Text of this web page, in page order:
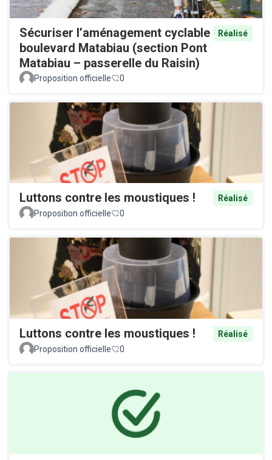
Sécuriser l’aménagement cyclable
boulevard Matabiau (section Pont
Matabiau – passerelle du Raisin)
Réalisé
Proposition officielle 0
Luttons contre les moustiques !
Réalisé
Proposition officielle
0
Luttons contre les moustiques !
Réalisé
Proposition officielle
0